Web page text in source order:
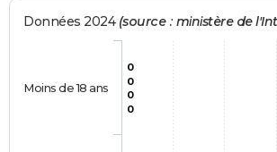
Données 2024 (source : ministère de
0
0
0
0
Moins de 18 ans